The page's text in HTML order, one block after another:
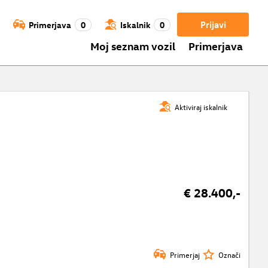
Prijavi
Primerjava 0 Iskalnik 0
Moj seznam vozil Primerjava
Aktiviraj iskalnik
€ 28.400,-
Primerjaj Označi